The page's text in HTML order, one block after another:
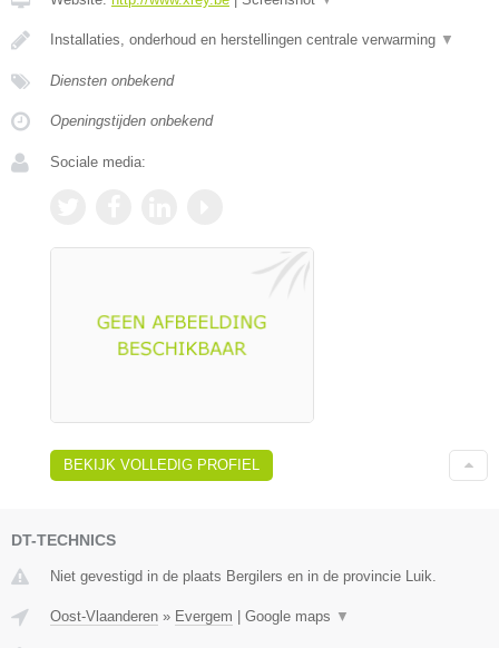
Installaties, onderhoud en herstellingen centrale verwarming ▼
Diensten onbekend
Openingstijden onbekend
Sociale media:
BEKIJK VOLLEDIG PROFIEL
DT-TECHNICS
Niet gevestigd in de plaats Bergilers en in de provincie Luik.
Oost-Vlaanderen » Evergem Google maps ▼